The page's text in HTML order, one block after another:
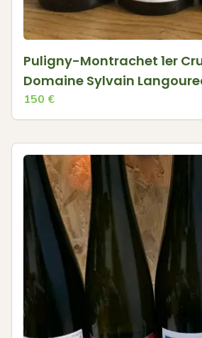
Puligny-Montrachet 1er
Domaine Sylvain
150 €